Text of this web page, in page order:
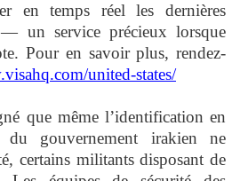
en temps réel les dernières
— un service précieux lorsque
Pour en savoir plus, rendez-
united-states/
que même l’identification en
du gouvernement irakien ne
certains militants disposant de